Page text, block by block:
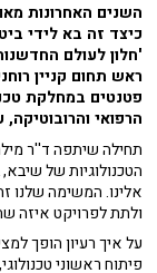
השנים האחרונות
כיצד זה בא לידי
'חלון לעולם
ראש תחום קניין
פטנטים במחלקת
הרפואי
תחילה שיתפה ד''ר
הטכנולוגיות של
אלינו. המשימה שלנו
ולתת לפרויקט איזה
על איך רעיון הופך
פיתוח ראשוני